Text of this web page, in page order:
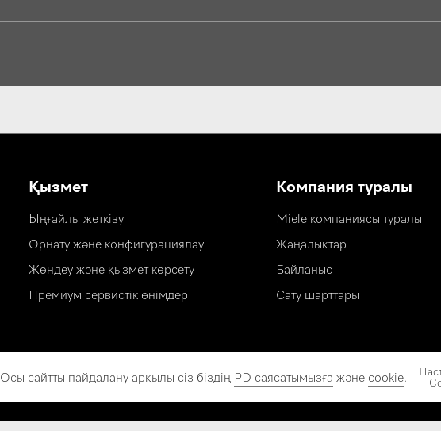
Қызмет
Ыңғайлы жеткізу
Орнату және конфигурациялау
Жөндеу және қызмет көрсету
Премиум сервистік өнімдер
Компания туралы
Miele компаниясы туралы
Жаңалықтар
Байланыс
Сату шарттары
Осы сайтты пайдалану арқылы сіз біздің PD саясатымызға және cookie.